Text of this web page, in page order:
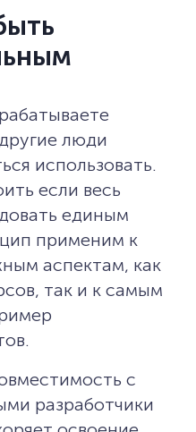
люди
использовать.
если весь
единым
применим к
аспектам, как
так и к самым
с
разработчики